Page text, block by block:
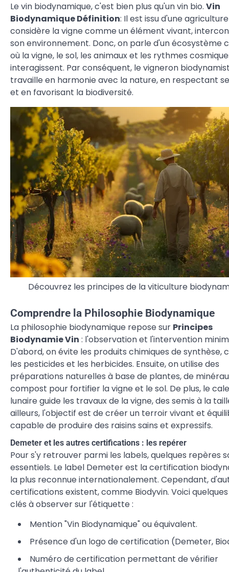
Le vin biodynamique, c'est bien plus qu'un vin bio. Vin
Biodynamique Définition: Il est issu d'une
considère la vigne comme un élément vivant,
son environnement. Donc, on parle d'un écosystème
où la vigne, le sol, les animaux et les rythmes
interagissent. Par conséquent, le vigneron
travaille en harmonie avec la nature, en respectant
et en favorisant la biodiversité.
Découvrez les principes de la viticulture
Comprendre la Philosophie Biodynamique
La philosophie biodynamique repose sur Principes
Biodynamie Vin : l'observation et l'intervention
D'abord, on évite les produits chimiques de synthèse,
les pesticides et les herbicides. Ensuite, on utilise des
préparations naturelles à base de plantes, de
compost pour fortifier la vigne et le sol. De plus, le
lunaire guide les travaux de la vigne, des semis à la
ailleurs, l'objectif est de créer un terroir vivant et
capable de produire des raisins sains et expressifs.
Demeter et les autres certifications : les repérer
Pour s'y retrouver parmi les labels, quelques repères
essentiels. Le label Demeter est la certification
la plus reconnue internationalement. Cependant,
certifications existent, comme Biodyvin. Voici
clés à observer sur l'étiquette :
Mention "Vin Biodynamique" ou équivalent.
Présence d'un logo de certification (Demeter,
Numéro de certification permettant de vérifier